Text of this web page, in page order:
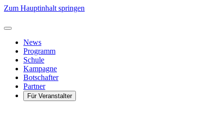
Zum Hauptinhalt springen
News
Programm
Schule
Kampagne
Botschafter
Partner
Für Veranstalter